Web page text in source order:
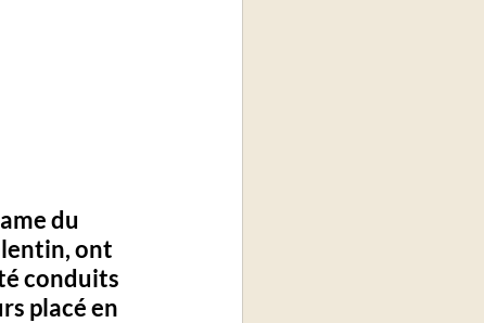
du
ont
conduits
placé en